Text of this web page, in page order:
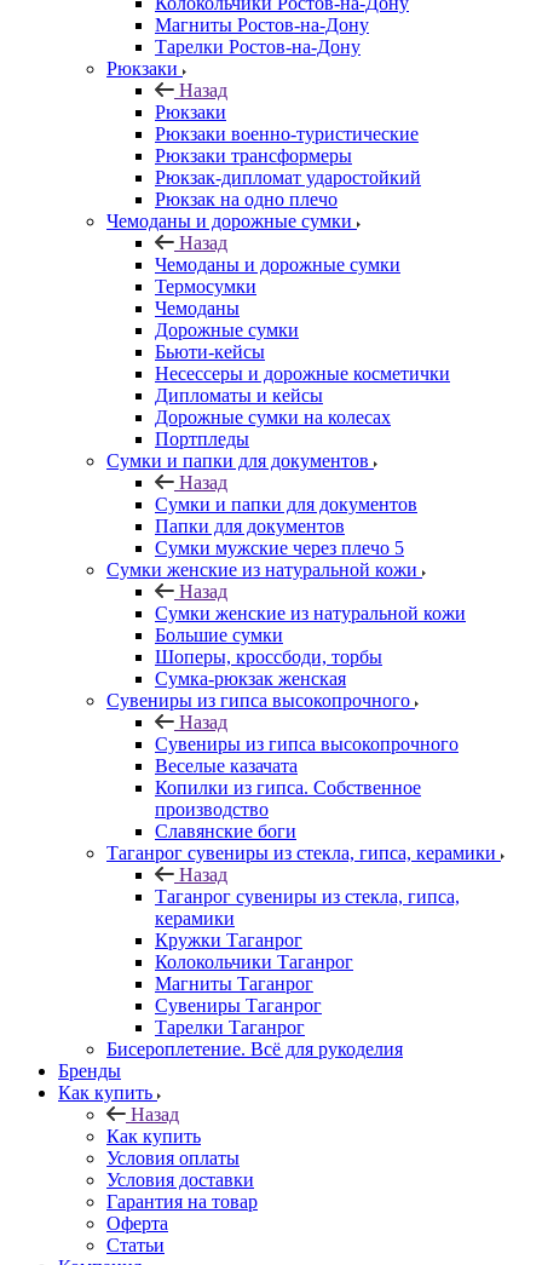
Магниты Ростов-на-Дону
Тарелки Ростов-на-Дону
Рюкзаки
Назад
Рюкзаки
Рюкзаки военно-туристические
Рюкзаки трансформеры
Рюкзак-дипломат ударостойкий
Рюкзак на одно плечо
Чемоданы и дорожные сумки
Назад
Чемоданы и дорожные сумки
Термосумки
Чемоданы
Дорожные сумки
Бьюти-кейсы
Несессеры и дорожные косметички
Дипломаты и кейсы
Дорожные сумки на колесах
Портпледы
Сумки и папки для документов
Назад
Сумки и папки для документов
Папки для документов
Сумки мужские через плечо 5
Сумки женские из натуральной кожи
Назад
Сумки женские из натуральной кожи
Большие сумки
Шоперы, кроссбоди, торбы
Сумка-рюкзак женская
Сувениры из гипса высокопрочного
Назад
Сувениры из гипса высокопрочного
Веселые казачата
Копилки из гипса. Собственное
производство
Славянские боги
Таганрог сувениры из стекла, гипса, керамики
Назад
Таганрог сувениры из стекла, гипса,
керамики
Кружки Таганрог
Колокольчики Таганрог
Магниты Таганрог
Сувениры Таганрог
Тарелки Таганрог
Бисероплетение. Всё для рукоделия
Бренды
Как купить
Назад
Как купить
Условия оплаты
Условия доставки
Гарантия на товар
Оферта
Статьи